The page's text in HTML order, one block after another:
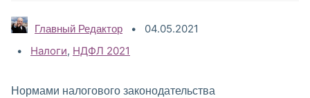
Главный Редактор
04.05.2021
Категории:
Налоги, НДФЛ 2021
Нормами налогового законодательства